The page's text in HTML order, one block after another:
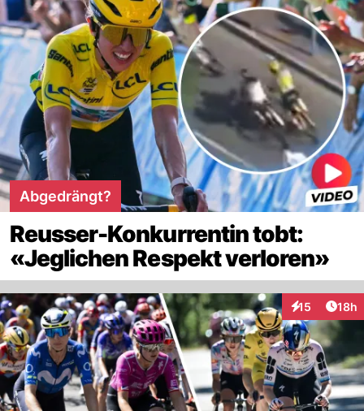
Abgedrängt?
Reusser-Konkurrentin tobt:
«Jeglichen Respekt verloren»
15
Interaktionen
18h